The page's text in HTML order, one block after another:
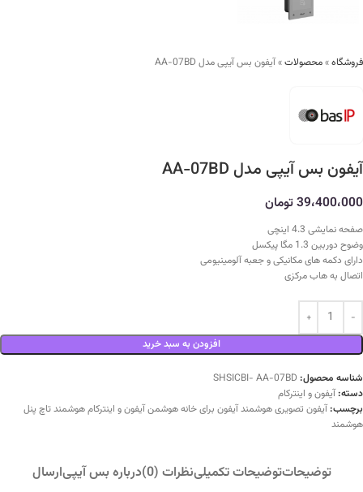
فروشگاه»محصولات»آیفون بس آیپی مدل AA-07BD
آیفون بس آیپی مدل AA-07BD
39،400،000تومان
صفحه نمایشی 4.3 اینچی
وضوح دوربین 1.3 مگا پیکسل
دارای دکمه های مکانیکی و جعبه آلومینیومی
اتصال به هاب مرکزی
افزودن به سبد خرید
شناسه محصول: SHSICBI- AA-07BD
دسته:آیفون و اینترکام
برچسب:آیفون تصویری هوشمند آیفون برای خانه هوشمن آیفون و اینترکام هوشمند تاچ پنل
هوشمند
توضیحاتتوضیحات تکمیلینظرات (0) درباره بس آیپیارسال